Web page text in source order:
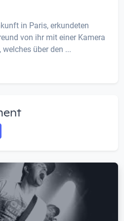
in Paris, erkundeten
von ihr mit einer Kamera
über den ...